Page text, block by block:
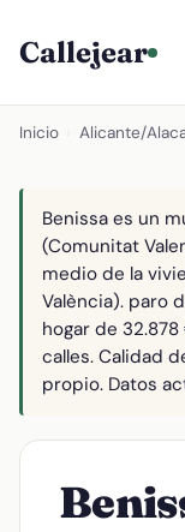
Callejear
Inicio Alicante/
Benissa es un
(Comunitat
medio de la
València). paro
hogar de
calles. Calidad
propio. Datos